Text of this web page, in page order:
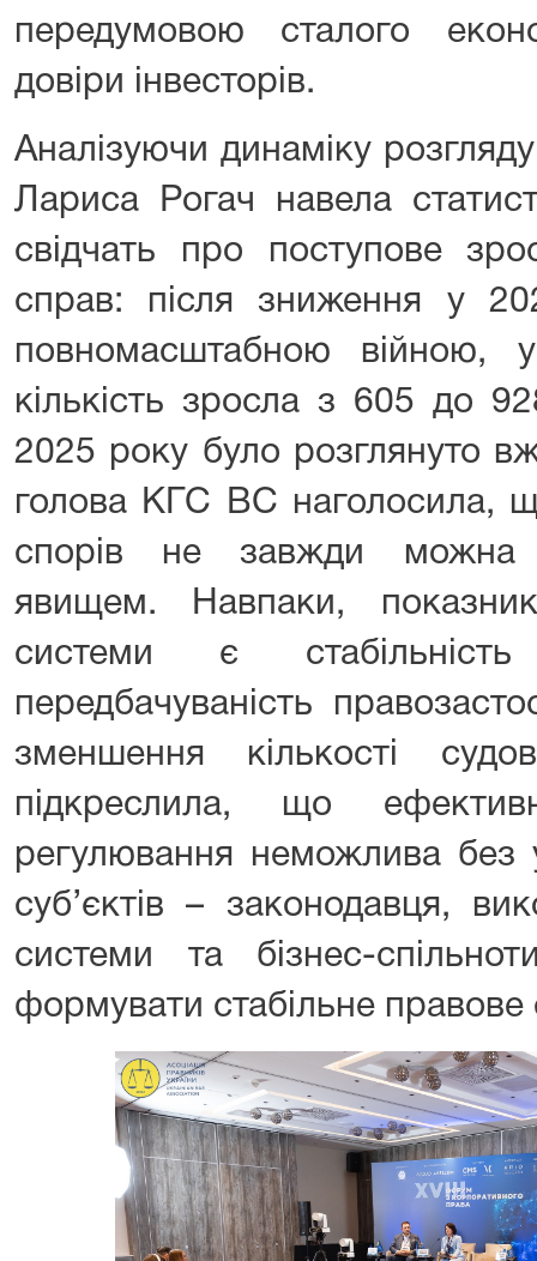
передумовою сталого
довіри інвесторів.
Аналізуючи динаміку
Лариса Рогач навела
свідчать про поступове
справ: після зниження у
повномасштабною війною,
кількість зросла з 605 до
2025 року було розглянуто
голова КГС ВС наголосила,
спорів не завжди можна
явищем. Навпаки,
системи є
передбачуваність
зменшення кількості
підкреслила, що
регулювання неможлива без
суб’єктів – законодавця,
системи та бізнес-
формувати стабільне